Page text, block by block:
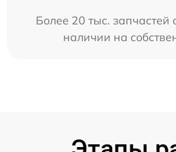
Более 20 тыс. запчастей
наличии на